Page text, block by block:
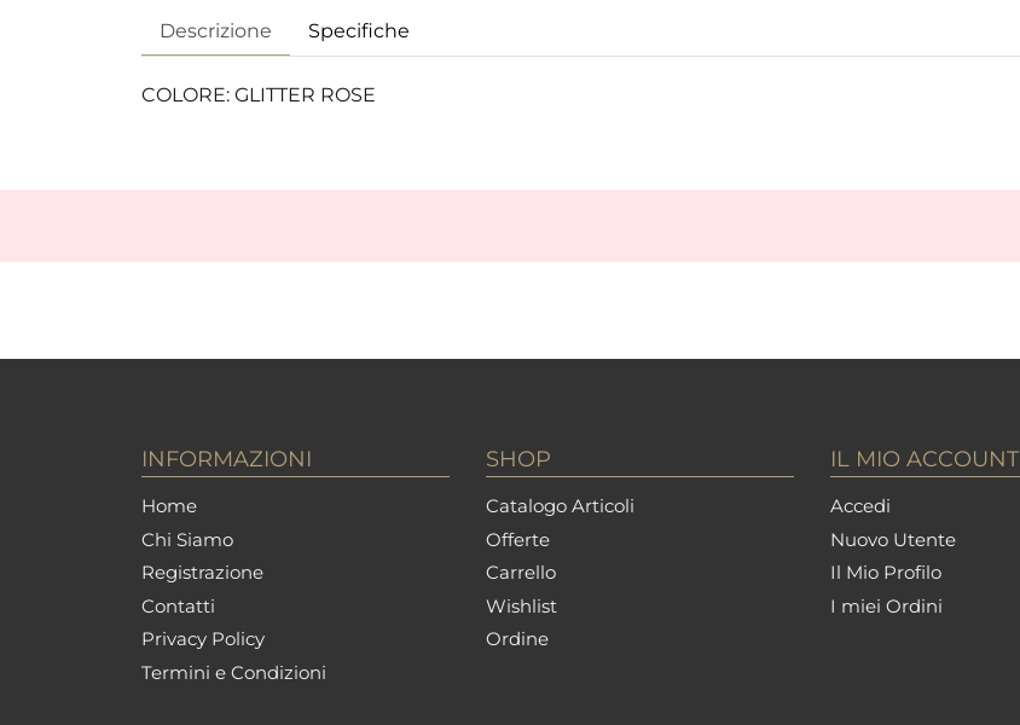
Descrizione Specifiche
COLORE: GLITTER ROSE
INFORMAZIONI
Home
Chi Siamo
Registrazione
Contatti
Privacy Policy
Termini e Condizioni
SHOP
Catalogo Articoli
Offerte
Carrello
Wishlist
Ordine
IL MIO ACCOUNT
Accedi
Nuovo Utente
Il Mio Profilo
I miei Ordini